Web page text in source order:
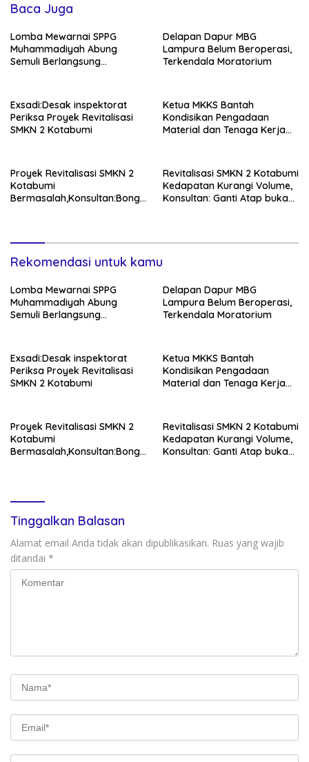
Baca Juga
Lomba Mewarnai SPPG
Muhammadiyah Abung
Semuli Berlangsung
Delapan Dapur MBG
Lampura Belum Beroperasi,
Terkendala Moratorium
Exsadi:Desak inspektorat
Periksa Proyek Revitalisasi
SMKN 2 Kotabumi
Ketua MKKS Bantah
Kondisikan Pengadaan
Material dan Tenaga Kerja
Proyek Revitalisasi SMKN 2
Kotabumi
Bermasalah,Konsultan:Bongk
Revitalisasi SMKN 2 Kotabumi
Kedapatan Kurangi Volume,
Konsultan: Ganti Atap bukan
Rekomendasi untuk kamu
Lomba Mewarnai SPPG
Muhammadiyah Abung
Semuli Berlangsung
Delapan Dapur MBG
Lampura Belum Beroperasi,
Terkendala Moratorium
Exsadi:Desak inspektorat
Periksa Proyek Revitalisasi
SMKN 2 Kotabumi
Ketua MKKS Bantah
Kondisikan Pengadaan
Material dan Tenaga Kerja
Proyek Revitalisasi SMKN 2
Kotabumi
Bermasalah,Konsultan:Bongk
Revitalisasi SMKN 2 Kotabumi
Kedapatan Kurangi Volume,
Konsultan: Ganti Atap bukan
Tinggalkan Balasan
Alamat email Anda tidak akan dipublikasikan. Ruas yang wajib
ditandai *